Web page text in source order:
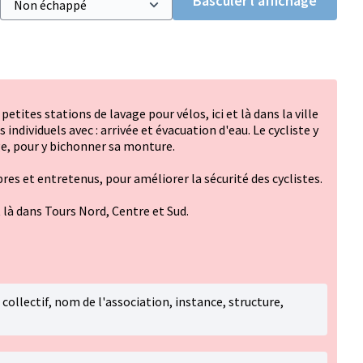
petites stations de lavage pour vélos, ici et là dans la ville
individuels avec : arrivée et évacuation d'eau. Le cycliste y
pour y bichonner sa monture.
et entretenus, pour améliorer la sécurité des cyclistes.
là dans Tours Nord, Centre et Sud.
collectif, nom de l'association, instance, structure,